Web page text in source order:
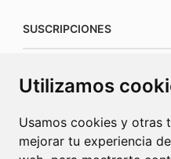
Utilizamos
Usamos cookies y otras
mejorar tu experiencia
SUSCRIPCIONES
www.connecorrevistas.com